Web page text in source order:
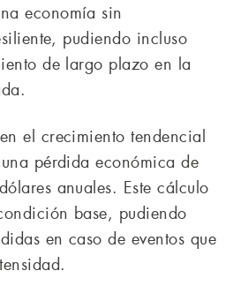
economía sin
pudiendo incluso
de largo plazo en la
el crecimiento tendencial
pérdida económica de
anuales. Este cálculo
base, pudiendo
en caso de eventos que